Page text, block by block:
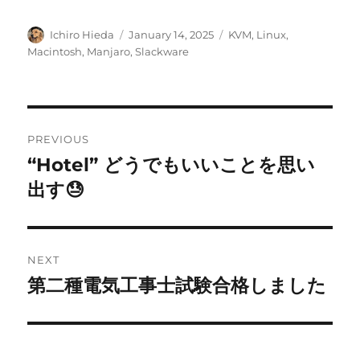
Author
Ichiro Hieda
Posted
on
January 14, 2025 Categories
KVM, Linux,
Macintosh, Manjaro,Slackware
navigation
PREVIOUS
Previous
post:
“Hotel” どうでもいいことを思い
出す😓
NEXT
Next
第二種電気工事士試験合格しました